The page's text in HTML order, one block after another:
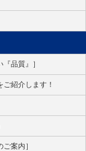
品質』］
紹介します！
案内］